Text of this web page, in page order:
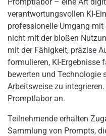
verantwortungsvollen KI-
professionelle Umgang
nicht mit der bloßen
mit der Fähigkeit, präzise
formulieren, KI-Ergebnisse
bewerten und Technologie
Arbeitsweise zu
Promptlabor an.
Teilnehmende erhalten
Sammlung von Prompts,